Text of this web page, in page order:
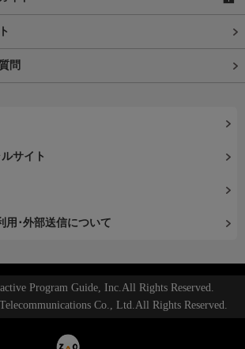
問
サイト
用･外部送信について
Program Guide, Inc.All Rights Reserved.
Co., Ltd.All Rights Reserved.